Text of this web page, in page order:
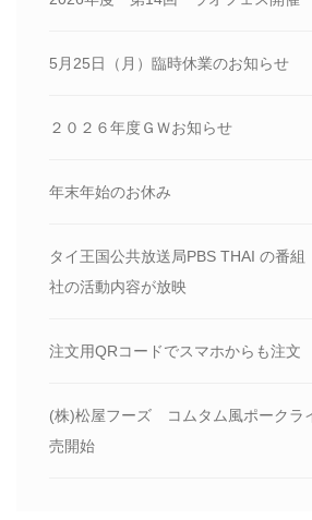
5月25日（月）臨時休業のお知らせ
２０２６年度ＧＷお知らせ
年末年始のお休み
タイ王国公共放送局PBS THAI の番
社の活動内容が放映
注文用QRコードでスマホからも注文
(株)松屋フーズ コムタム風ポーク
売開始